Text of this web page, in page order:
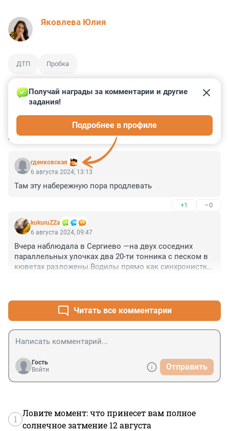
Яковлева Юлия
ДТП Пробка
КОММЕНТАРИИ 2
гденковская
Получай награды за комментарии и другие
задания!
Подробнее в профиле
6 августа 2024, 13:13
Там эту набережную пора продлевать
+1 –0
kukuruZZa
6 августа 2024, 09:47
Вчера наблюдала в Сергиево —на двух соседних
параллельных улочках два 20-ти тонника с песком в
кюветах разложены.Водилы прямо как синхронистки
Читать все комментарии
Гость
Войти
Отправить
1
Ловите момент: что принесет вам полное
солнечное затмение 12 августа